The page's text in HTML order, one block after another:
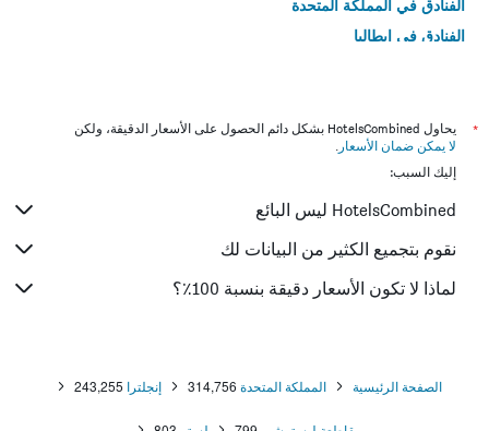
الفنادق في المملكة المتحدة
الفنادق في إيطاليا
*
يحاول HotelsCombined بشكل دائم الحصول على الأسعار الدقيقة، ولكن
لا يمكن ضمان الأسعار .
إليك السبب:
HotelsCombined ليس البائع
نقوم بتجميع الكثير من البيانات لك
لماذا لا تكون الأسعار دقيقة بنسبة 100٪؟
الصفحة الرئيسية المملكة المتحدة 314,756 إنجلترا 243,255